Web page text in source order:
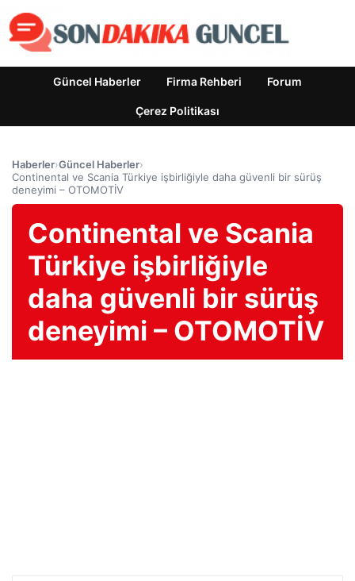
Güncel Haberler Firma Rehberi Forum
Çerez Politikası
Haberler›Güncel Haberler›
Continental ve Scania Türkiye işbirliğiyle daha güvenli bir sürüş
deneyimi – OTOMOTİV
Continental ve Scania
Türkiye işbirliğiyle
daha güvenli bir sürüş
deneyimi – OTOMOTİV